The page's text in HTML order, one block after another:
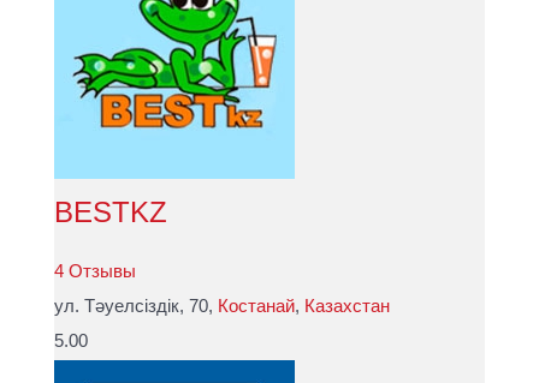
BESTKZ
4 Отзывы
ул. Тәуелсіздік, 70, Костанай, Казахстан
5.00